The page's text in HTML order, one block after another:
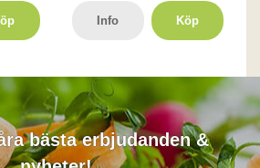
Info Köp
bästa erbjudanden &